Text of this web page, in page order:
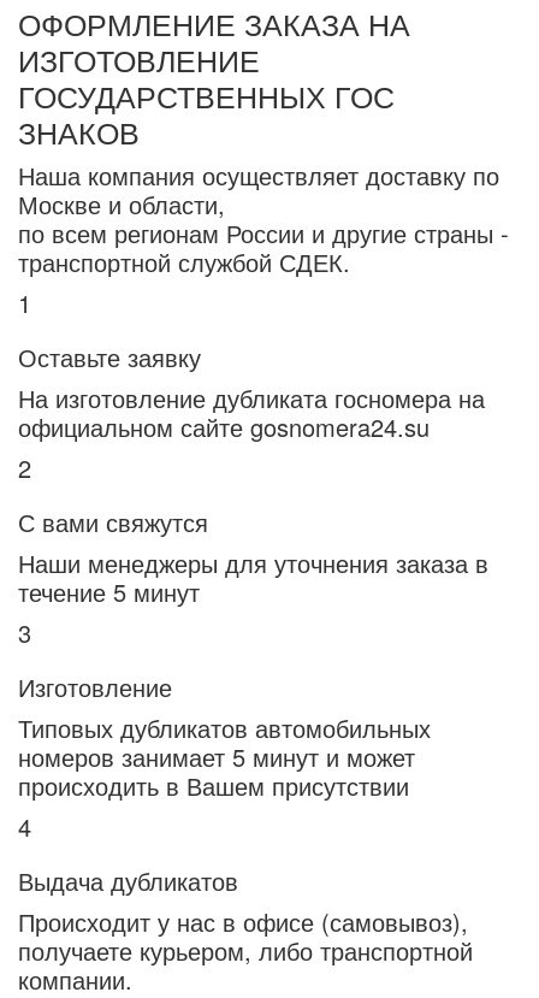
ОФОРМЛЕНИЕ ЗАКАЗА НА
ИЗГОТОВЛЕНИЕ
ГОСУДАРСТВЕННЫХ ГОС
ЗНАКОВ
Наша компания осуществляет доставку по
Москве и области,
по всем регионам России и другие страны -
транспортной службой СДЕК.
1
Оставьте заявку
На изготовление дубликата госномера на
официальном сайте gosnomera24.su
2
С вами свяжутся
Наши менеджеры для уточнения заказа в
течение 5 минут
3
Изготовление
Типовых дубликатов автомобильных
номеров занимает 5 минут и может
происходить в Вашем присутствии
4
Выдача дубликатов
Происходит у нас в офисе (самовывоз),
получаете курьером, либо транспортной
компании.